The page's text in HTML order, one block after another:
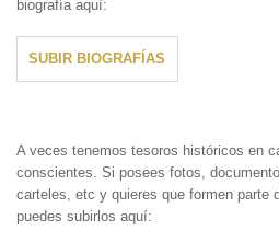
biografía aquí:
SUBIR BIOGRAFÍAS
A veces tenemos tesoros históricos en
conscientes. Si posees fotos,
carteles, etc y quieres que formen parte
puedes subirlos aquí: